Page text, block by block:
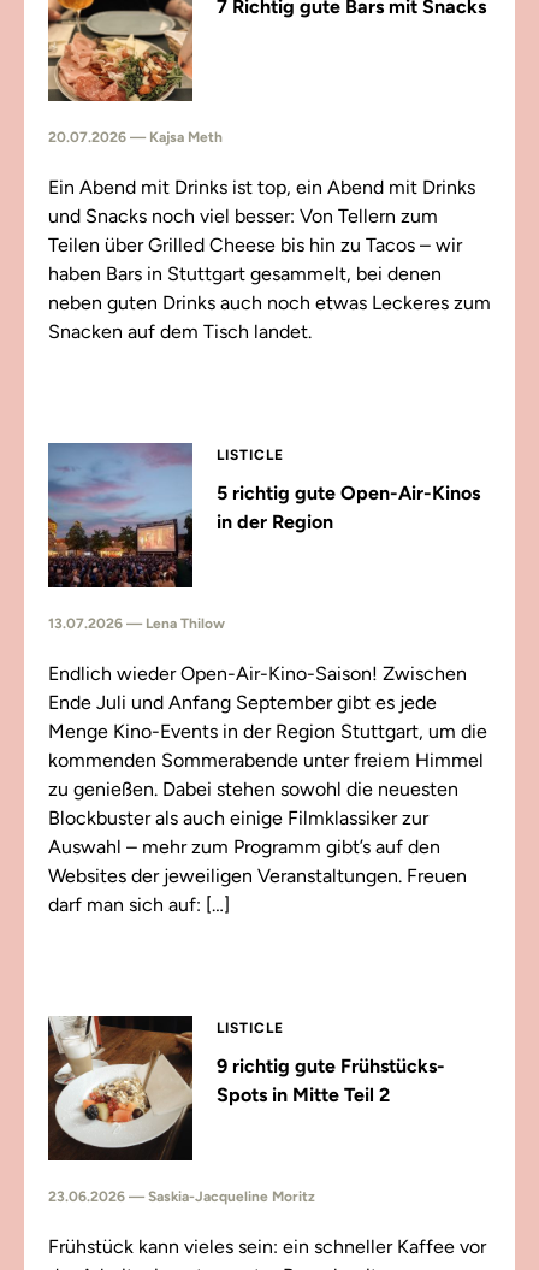
7 Richtig gute Bars mit Snacks
20.07.2026 — Kajsa Meth
Ein Abend mit Drinks ist top, ein Abend mit Drinks
und Snacks noch viel besser: Von Tellern zum
Teilen über Grilled Cheese bis hin zu Tacos – wir
haben Bars in Stuttgart gesammelt, bei denen
neben guten Drinks auch noch etwas Leckeres zum
Snacken auf dem Tisch landet.
LISTICLE
5 richtig gute Open-Air-Kinos
in der Region
13.07.2026 — Lena Thilow
Endlich wieder Open-Air-Kino-Saison! Zwischen
Ende Juli und Anfang September gibt es jede
Menge Kino-Events in der Region Stuttgart, um die
kommenden Sommerabende unter freiem Himmel
zu genießen. Dabei stehen sowohl die neuesten
Blockbuster als auch einige Filmklassiker zur
Auswahl – mehr zum Programm gibt’s auf den
Websites der jeweiligen Veranstaltungen. Freuen
darf man sich auf: […]
LISTICLE
9 richtig gute Frühstücks-
Spots in Mitte Teil 2
23.06.2026 — Saskia-Jacqueline Moritz
Frühstück kann vieles sein: ein schneller Kaffee vor